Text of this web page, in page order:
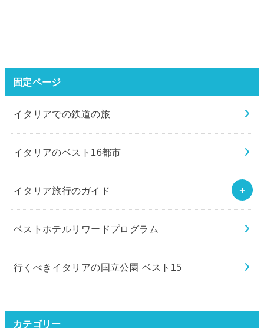
固定ページ
イタリアでの鉄道の旅
イタリアのベスト16都市
イタリア旅行のガイド
ベストホテルリワードプログラム
行くべきイタリアの国立公園 ベスト15
カテゴリー